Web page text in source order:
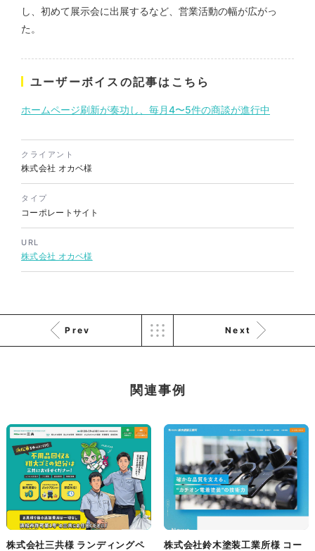
作
#HTML/CSSコーディング
#レスポンシブWebデザイン
株式会社バスコフーズ様
ージデザイン
し、初めて展示会に出展するなど、営業活動の幅が広がっ
た。
ユーザーボイスの記事はこちら
ホームページ刷新が奏功し、毎月4〜5件の商談が進行中
クライアント
株式会社 オカベ様
タイプ
コーポレートサイト
URL
株式会社 オカベ様
Prev Next
関連事例
株式会社三共様 ランディングペ
株式会社鈴木塗装工業所様 コー